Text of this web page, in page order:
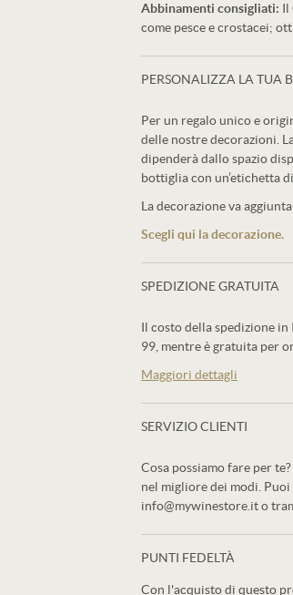
Abbinamenti consigliati: Il
come pesce e crostacei;
PERSONALIZZA LA TUA
Per un regalo unico e
delle nostre decorazioni.
dipenderà dallo spazio
bottiglia con un’etichetta
La decorazione va
Scegli qui la decorazione.
SPEDIZIONE GRATUITA
Il costo della spedizione
99, mentre è gratuita per
Maggiori dettagli
SERVIZIO CLIENTI
Cosa possiamo fare per
nel migliore dei modi.
info@mywinestore.it o
PUNTI FEDELTÀ
Con l'acquisto di questo